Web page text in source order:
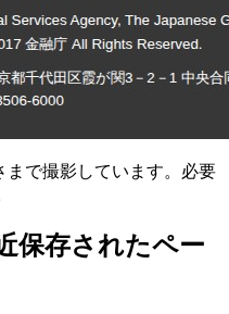
まで撮影しています。必要
保存されたペー